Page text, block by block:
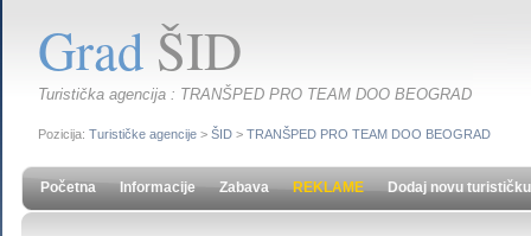
Grad ŠID
Turistička agencija : TRANŠPED PRO TEAM DOO BEOGRAD
Pozicija: Turističke agencije > ŠID > TRANŠPED PRO TEAM DOO BEOGRAD
Početna Informacije Zabava REKLAME Dodaj novu